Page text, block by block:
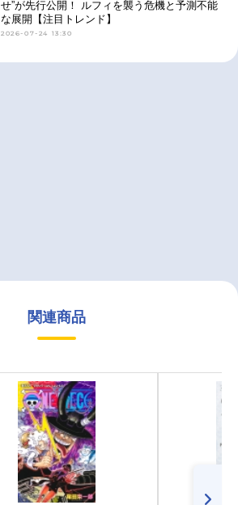
せ”が先行公開！ ルフィを襲う危機と予測不能
な展開【注目トレンド】
2026-07-24 13:30
関連商品